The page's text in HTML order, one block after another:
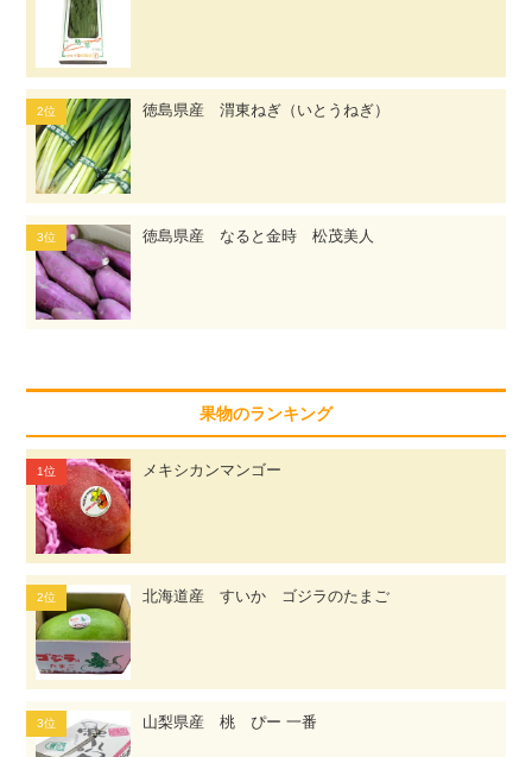
徳島県産 渭東ねぎ（いとうねぎ）
徳島県産 なると金時 松茂美人
果物のランキング
メキシカンマンゴー
北海道産 すいか ゴジラのたまご
山梨県産 桃 ぴー 一番